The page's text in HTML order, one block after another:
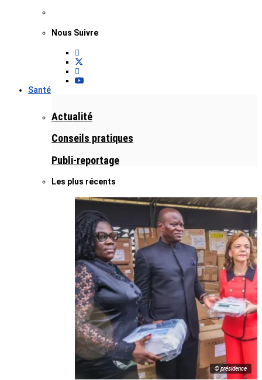
Nous Suivre
Santé
Actualité
Conseils pratiques
Publi-reportage
Les plus récents
© présidence